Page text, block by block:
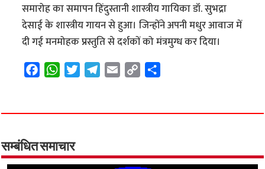
समारोह का समापन हिंदुस्तानी शास्त्रीय गायिका डॉ. सुभद्रा
देसाई के शास्त्रीय गायन से हुआ। जिन्होंने अपनी मधुर आवाज में
दी गई मनमोहक प्रस्तुति से दर्शकों को मंत्रमुग्ध कर दिया।
e
o
o
W
t
A
p
t
r
e
a
i
y
n
r
सम्बंधित समाचार